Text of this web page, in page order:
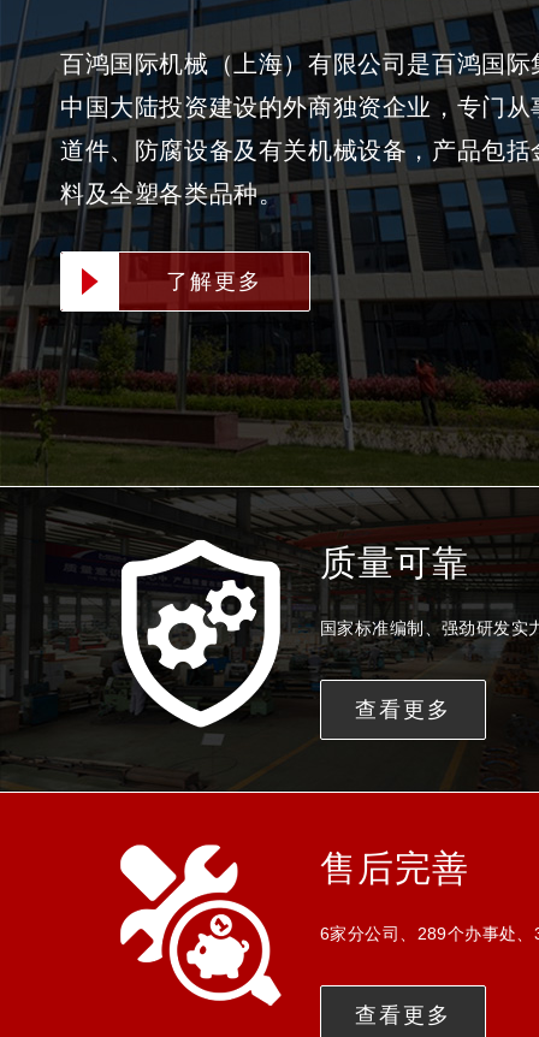
百鸿国际机械（上海）有限公司是百鸿国
中国大陆投资建设的外商独资企业，专门
道件、防腐设备及有关机械设备，产品包
料及全塑各类品种。
了解更多
质量可靠
国家标准编制、强劲研发实
查看更多
售后完善
6家分公司、289个办事处
查看更多